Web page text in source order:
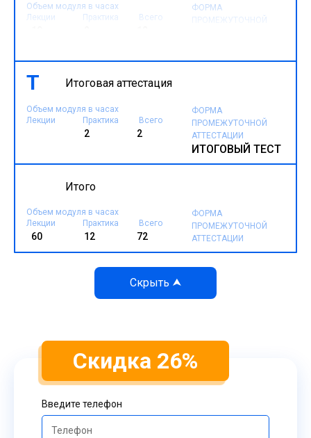
Объем модуля в часах
Лекции
Практика Всего
ФОРМА
ПРОМЕЖУТОЧНОЙ
Т Итоговая аттестация
Объем модуля в часах
Лекции
Практика Всего
2 2
ФОРМА
ПРОМЕЖУТОЧНОЙ
АТТЕСТАЦИИ
ИТОГОВЫЙ ТЕСТ
Итого
Объем модуля в часах
Лекции
Практика Всего
60 12 72
ФОРМА
ПРОМЕЖУТОЧНОЙ
АТТЕСТАЦИИ
Скидка 26%
Введите телефон